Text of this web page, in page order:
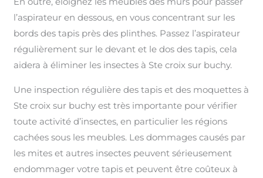
l’aspirateur en dessous, en vous concentrant sur les
bords des tapis près des plinthes. Passez l’aspirateur
régulièrement sur le devant et le dos des tapis, cela
aidera à éliminer les insectes à Ste croix sur buchy.
Une inspection régulière des tapis et des moquettes à
Ste croix sur buchy est très importante pour vérifier
toute activité d’insectes, en particulier les régions
cachées sous les meubles. Les dommages causés par
les mites et autres insectes peuvent sérieusement
endommager votre tapis et peuvent être coûteux à